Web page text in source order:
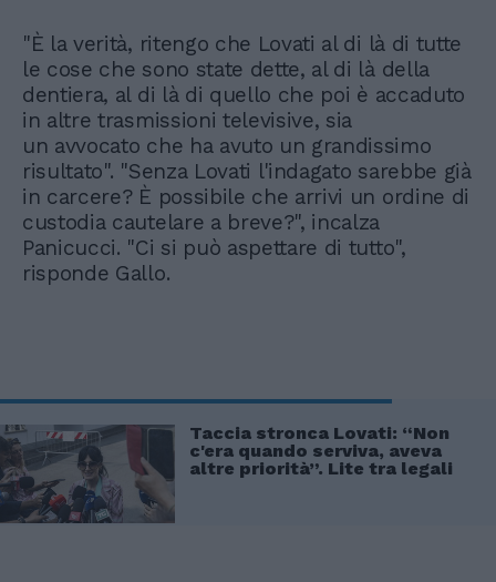
"È la verità, ritengo che Lovati al di là di tutte
le cose che sono state dette, al di là della
dentiera, al di là di quello che poi è accaduto
in altre trasmissioni televisive, sia
un avvocato che ha avuto un grandissimo
risultato". "Senza Lovati l'indagato sarebbe già
in carcere? È possibile che arrivi un ordine di
custodia cautelare a breve?", incalza
Panicucci. "Ci si può aspettare di tutto",
risponde Gallo.
Taccia stronca Lovati: “Non
c'era quando serviva, aveva
altre priorità”. Lite tra legali